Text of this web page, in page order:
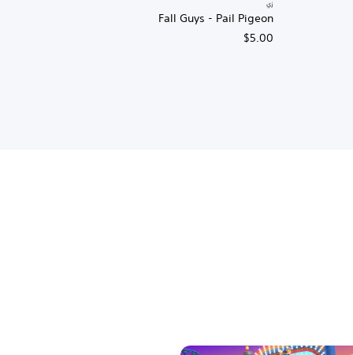
Fall Guys - Pail Pigeon
زي
$5.00